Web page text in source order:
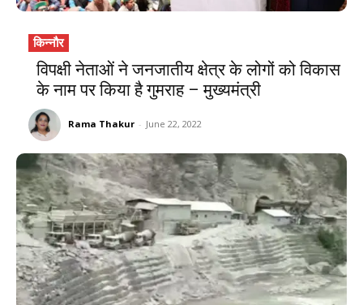
किन्नौर
विपक्षी नेताओं ने जनजातीय क्षेत्र के लोगों को विकास
के नाम पर किया है गुमराह – मुख्यमंत्री
Rama Thakur - June 22, 2022